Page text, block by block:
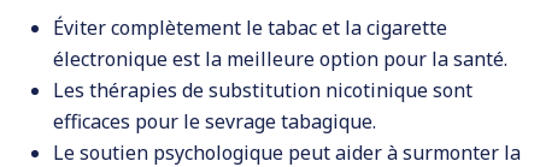
Éviter complètement le tabac et la cigarette
électronique est la meilleure option pour la santé.
Les thérapies de substitution nicotinique sont
efficaces pour le sevrage tabagique.
Le soutien psychologique peut aider à surmonter la